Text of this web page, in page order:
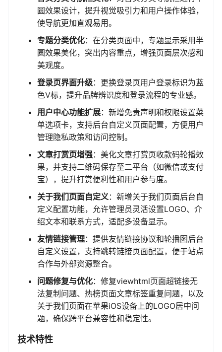
圆效果设计，提升视觉吸引力和用户操作体验，
使导航更加直观易用。
专题分类优化：在分类页面中，专题显示采用半
圆效果美化，突出内容重点，增强页面层次感和
美观度。
登录页界面升级：更换登录页用户登录标识为蓝
色V标，提升品牌辨识度和登录流程的专业感。
用户中心功能扩展：新增免责声明和权限设置菜
单选项卡，支持后台自定义页面配置，方便用户
管理隐私政策和访问控制。
文章打赏页增强：美化文章打赏页收款码轮播效
果，并支持二维码保存至二平台（如微信或支付
宝），提升打赏便利性和用户参与度。
关于我们页面自定义：新增关于我们页面后台自
定义配置功能，允许管理员灵活设置LOGO、介
绍文本和联系方式，适配多设备显示。
友情链接管理：提供友情链接协议和轮播图后台
自定义设置，支持跳转链接页面配置，便于站点
合作与外部资源整合。
问题修复与优化：修复viewhtml页面超链接无
法复制问题、热榜页面文章标签重复问题，以及
关于我们页面在苹果iOS设备上的LOGO居中问
题，确保跨平台兼容性和稳定性。
技术特性